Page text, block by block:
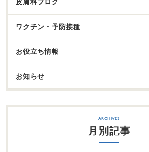
皮膚科ブログ
ワクチン・予防接種
お役立ち情報
お知らせ
月別記事